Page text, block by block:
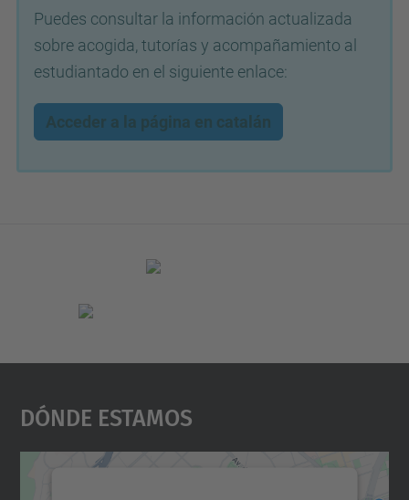
Puedes consultar la información actualizada
sobre acogida, tutorías y acompañamiento al
estudiantado en el siguiente enlace:
Acceder a la página en catalán
Dónde Estamos